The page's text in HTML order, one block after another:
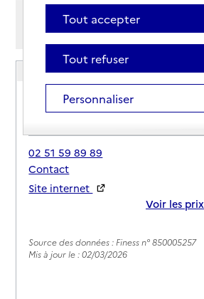
Afficher les résultats par:
Mode liste
Mode carte
EHPAD Les Oyats
Adresse
2 rue des Quenouilles
85690-Notre-Dame-de-Monts
02 51 59 89 89
Contact
Site internet
Voir les
Source des données : Finess n° 850005257
Mis à jour le : 02/03/2026
Tout accepter
Tout refuser
Personnaliser